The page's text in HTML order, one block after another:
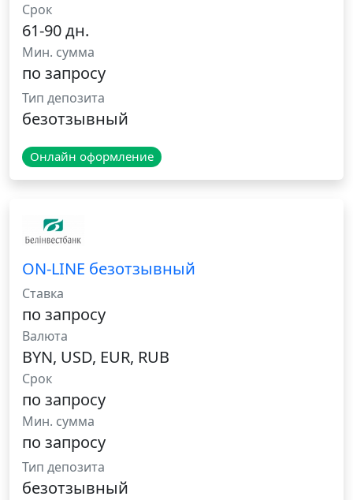
Срок
61-90 дн.
Мин. сумма
по запросу
Тип депозита
безотзывный
Онлайн оформление
ON-LINE безотзывный
Ставка
по запросу
Валюта
BYN, USD, EUR, RUB
Срок
по запросу
Мин. сумма
по запросу
Тип депозита
безотзывный